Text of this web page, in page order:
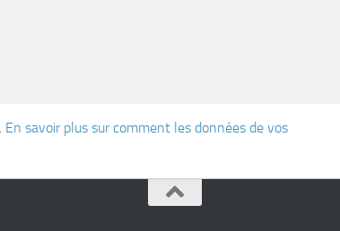
En savoir plus sur comment les données de vos